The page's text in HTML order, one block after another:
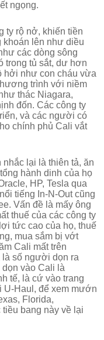
ngọng.
ty rộ nở, khiến tiền
lên như diều
các dòng sông
trong tủ sắt, dư hơn
hởi như con cháu vừa
trình với niềm
thác Niagara,
đốn. Các công ty
và các người có
chính phủ Cali vắt
nhắc lại là thiên tả, ăn
hành dinh của họ
HP, Tesla qua
tiếng In-N-Out cũng
Vấn đề là mấy ông
thuế của các công ty
tức cao của họ, thuế
mua sắm bị vớt
Cali mất trên
số người dọn ra
vào Cali là
tế, là cứ vào trang
U-Haul, để xem mướn
Florida,
bang này về lại